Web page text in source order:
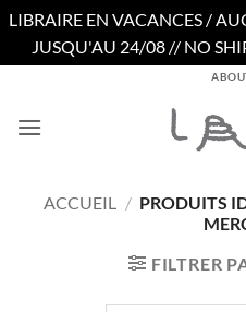
LIBRAIRE EN VACANCES /
JUSQU'AU 24/08 // NO
contenu
ACCUEIL / PRODUITS
FILTRER